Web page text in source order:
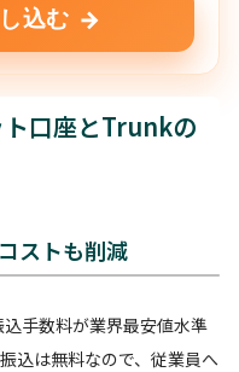
込む →
口座とTrunkの
ストも削減
手数料が業界最安値水準
込は無料なので、従業員へ